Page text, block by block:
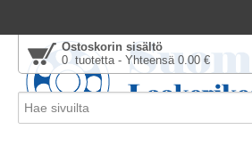
Ostoskorin sisältö
0 tuotetta - Yhteensä 0.00 €